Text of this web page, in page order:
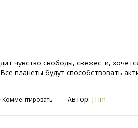
чувство свободы, свежести,
планеты будут способствовать
Комментировать Автор: JTim